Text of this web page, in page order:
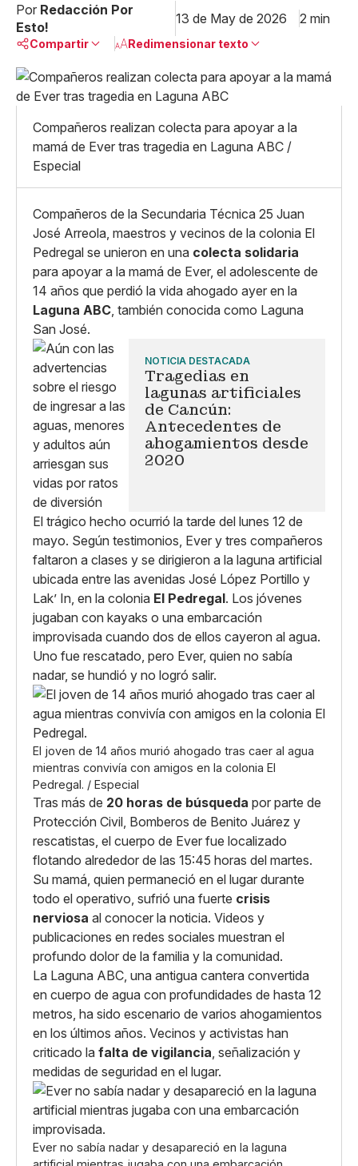
Por Redacción Por
Esto!
13 de May de 2026 2 min
Compartir
Linkedin
X
Whatsapp
Copiar enlace
Redimensionar texto
Pequeño
Mediano
Grande
Compañeros realizan colecta para apoyar a la
mamá de Ever tras tragedia en Laguna ABC /
Especial
Compañeros de la Secundaria Técnica 25 Juan
José Arreola, maestros y vecinos de la colonia El
Pedregal se unieron en una colecta solidaria
para apoyar a la mamá de Ever, el adolescente de
14 años que perdió la vida ahogado ayer en la
Laguna ABC, también conocida como Laguna
San José.
NOTICIA DESTACADA
Tragedias en
lagunas artificiales
de Cancún:
Antecedentes de
ahogamientos desde
2020
El trágico hecho ocurrió la tarde del lunes 12 de
mayo. Según testimonios, Ever y tres compañeros
faltaron a clases y se dirigieron a la laguna artificial
ubicada entre las avenidas José López Portillo y
Lak’ In, en la colonia El Pedregal. Los jóvenes
jugaban con kayaks o una embarcación
improvisada cuando dos de ellos cayeron al agua.
Uno fue rescatado, pero Ever, quien no sabía
nadar, se hundió y no logró salir.
El joven de 14 años murió ahogado tras caer al agua
mientras convivía con amigos en la colonia El
Pedregal. / Especial
Tras más de 20 horas de búsqueda por parte de
Protección Civil, Bomberos de Benito Juárez y
rescatistas, el cuerpo de Ever fue localizado
flotando alrededor de las 15:45 horas del martes.
Su mamá, quien permaneció en el lugar durante
todo el operativo, sufrió una fuerte crisis
nerviosa al conocer la noticia. Videos y
publicaciones en redes sociales muestran el
profundo dolor de la familia y la comunidad.
La Laguna ABC, una antigua cantera convertida
en cuerpo de agua con profundidades de hasta 12
metros, ha sido escenario de varios ahogamientos
en los últimos años. Vecinos y activistas han
criticado la falta de vigilancia, señalización y
medidas de seguridad en el lugar.
Ever no sabía nadar y desapareció en la laguna